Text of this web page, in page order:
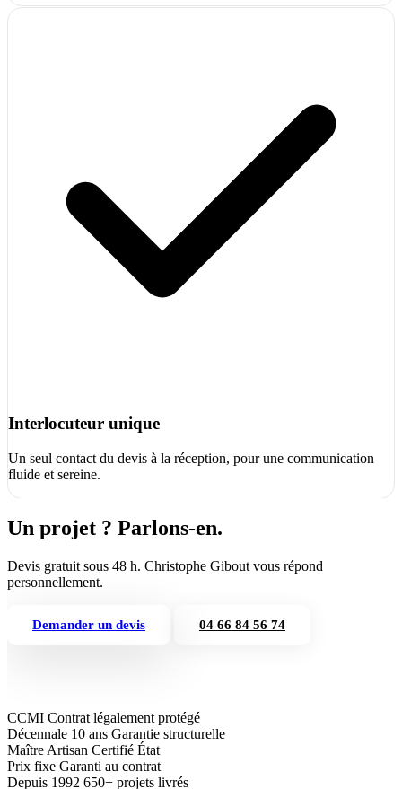
Interlocuteur unique
Un seul contact du devis à la réception, pour une communication
fluide et sereine.
Un projet ? Parlons-en.
Devis gratuit sous 48 h. Christophe Gibout vous répond
personnellement.
Demander un devis 04 66 84 56 74
CCMI Contrat légalement protégé
Décennale 10 ans Garantie structurelle
Maître Artisan Certifié État
Prix fixe Garanti au contrat
Depuis 1992 650+ projets livrés